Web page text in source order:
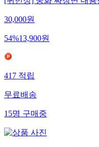
[귀빈정] 중화 짜장면 대용
30,000원
54%13,900원
417적립
무료배송
15명구매중